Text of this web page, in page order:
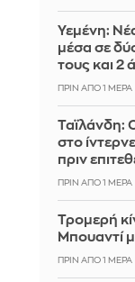
Υεμένη:
μέσα σε
τους και 2
ΠΡΙΝ ΑΠΌ 1 ΜΈΡΑ
Ταϊλάνδη:
στο
πριν
ΠΡΙΝ ΑΠΌ 1 ΜΈΡΑ
Τρομερή
Μπουαντί
ΠΡΙΝ ΑΠΌ 1 ΜΈΡΑ